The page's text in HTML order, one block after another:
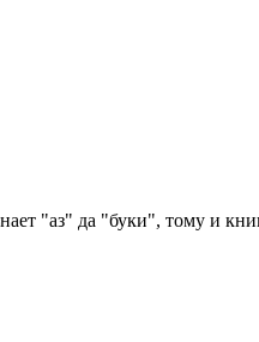
"аз" да "буки", тому и